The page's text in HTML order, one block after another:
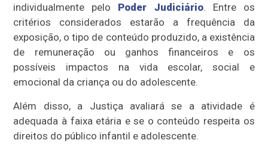
individualmente pelo Poder Judiciário. Entre os
critérios considerados estarão a frequência da
exposição, o tipo de conteúdo produzido, a existência
de remuneração ou ganhos financeiros e os
possíveis impactos na vida escolar, social e
emocional da criança ou do adolescente.
Além disso, a Justiça avaliará se a atividade é
adequada à faixa etária e se o conteúdo respeita os
direitos do público infantil e adolescente.